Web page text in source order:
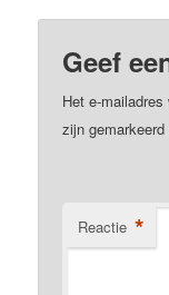
Geef
Het e-
zijn
Reactie *